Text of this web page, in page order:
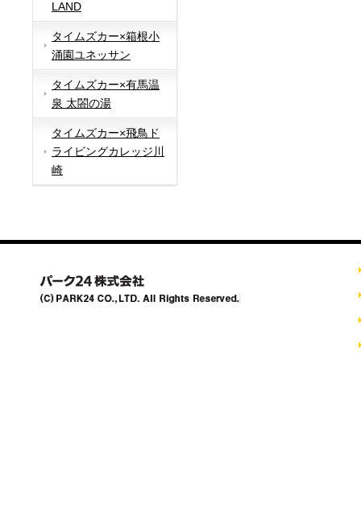
LAND
タイムズカー×箱根小
涌園ユネッサン
タイムズカー×有馬温
泉 太閤の湯
タイムズカー×飛鳥ド
ライビングカレッジ川
崎